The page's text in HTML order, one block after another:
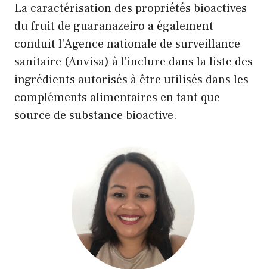
La caractérisation des propriétés bioactives
du fruit de guaranazeiro a également
conduit l'Agence nationale de surveillance
sanitaire (Anvisa) à l'inclure dans la liste des
ingrédients autorisés à être utilisés dans les
compléments alimentaires en tant que
source de substance bioactive.